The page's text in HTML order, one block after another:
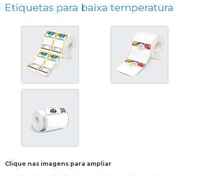
Etiquetas para baixa temperatura
Clique nas imagens para ampliar